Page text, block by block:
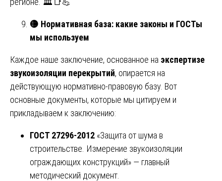
🟡 Нормативная база: какие законы и ГОСТы
мы используем
Каждое наше заключение, основанное на экспертизе
звукоизоляции перекрытий, опирается на
действующую нормативно-правовую базу. Вот
основные документы, которые мы цитируем и
прикладываем к заключению:
ГОСТ 27296-2012 «Защита от шума в
строительстве. Измерение звукоизоляции
ограждающих конструкций» — главный
методический документ.